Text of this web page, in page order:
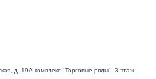
д. 19А комплекс "Торговые ряды", 3 этаж